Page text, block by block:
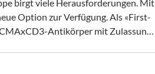
birgt viele Herausforderungen. Mit
Option zur Verfügung. Als «First-
Antikörper mit Zulassung